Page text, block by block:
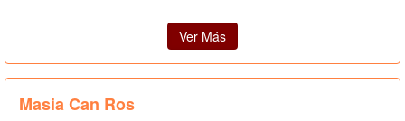
Ver Más
Masia Can Ros